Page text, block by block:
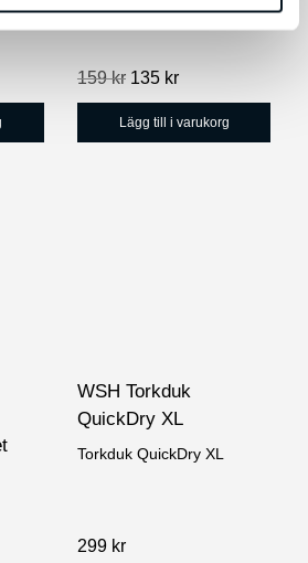
Wheel cleaner
159kr Det
ursprungliga
priset
var:
135 krDet
nuvarande
priset
är:
Lägg till i varukorg
WSH Torkduk
QuickDry XL
Torkduk QuickDry XL
299 kr